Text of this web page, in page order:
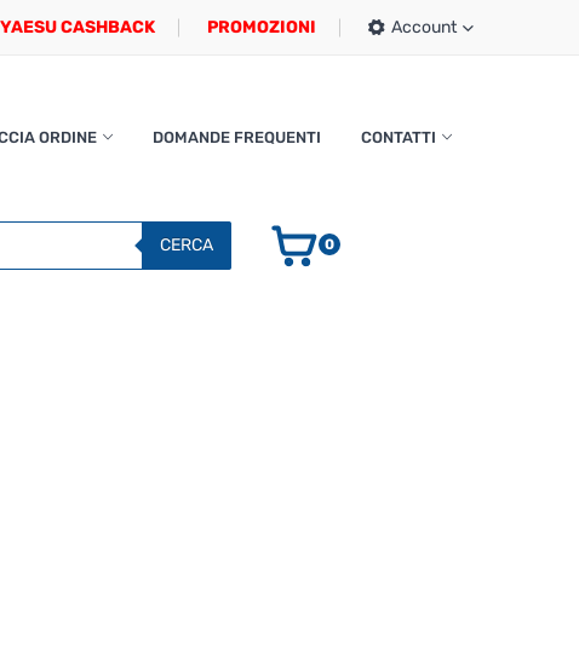
YAESU CASHBACK PROMOZIONI Account
ORDINE DOMANDE FREQUENTI CONTATTI
CERCA 0